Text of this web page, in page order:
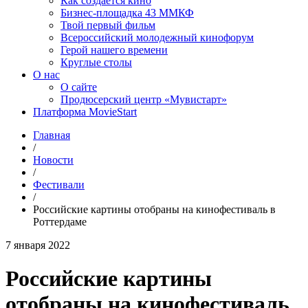
Бизнес-площадка 43 ММКФ
Твой первый фильм
Всероссийский молодежный кинофорум
Герой нашего времени
Круглые столы
О нас
О сайте
Продюсерский центр «Мувистарт»
Платформа MovieStart
Главная
/
Новости
/
Фестивали
/
Российские картины отобраны на кинофестиваль в
Роттердаме
7 января 2022
Российские картины